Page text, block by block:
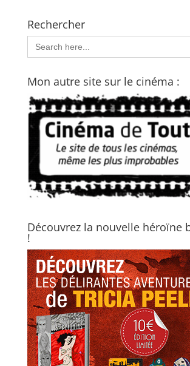
Rechercher
Search
for:
Mon autre site sur le cinéma :
Découvrez la nouvelle héroïne
!